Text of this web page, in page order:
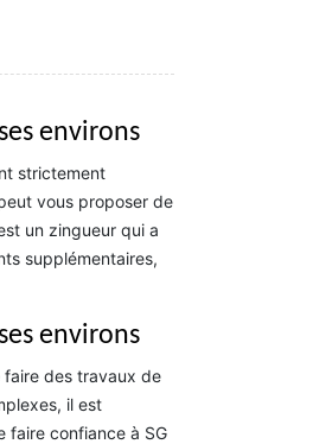
environs
strictement
vous proposer de
un zingueur qui a
supplémentaires,
environs
faire des travaux de
il est
faire confiance à SG